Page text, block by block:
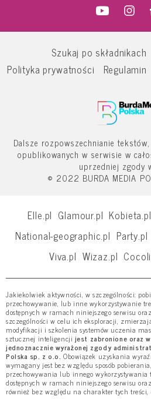
Szukaj po składnikach
Polityka prywatności
Regulamin
Dalsze rozpowszechnianie
opublikowanych w serwisie w
uprzedniej zgody
© 2022 BURDA MEDIA
Elle.pl Glamour.pl Kobieta.pl
National-geographic.pl Party.pl
Viva.pl Wizaz.pl
Jakiekolwiek aktywności, w szczególności:
przechowywanie, lub inne wykorzystywanie
dostępnych w ramach niniejszego serwisu
szczególności w celu ich eksploracji,
modyfikacji i szkolenia systemów uczenia
sztucznej inteligencji jest zabronione oraz
jednoznacznie wyrażonej zgody
Polska sp. z o.o. Obowiązek uzyskania
wymagany jest bez względu sposób
przechowywania lub innego
dostępnych w ramach niniejszego serwisu
również bez względu na charakter tych